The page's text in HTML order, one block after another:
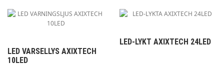
LED VARSELLYS AXIXTECH
10LED
LED-LYKT AXIXTECH 24LED